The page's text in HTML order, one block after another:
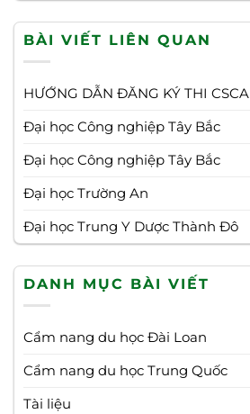
BÀI VIẾT LIÊN QUAN
HƯỚNG DẪN ĐĂNG KÝ THI CSCA
Đại học Công nghiệp Tây Bắc
Đại học Công nghiệp Tây Bắc
Đại học Trường An
Đại học Trung Y Dược Thành Đô
DANH MỤC BÀI VIẾT
Cẩm nang du học Đài Loan
Cẩm nang du học Trung Quốc
Tài liệu